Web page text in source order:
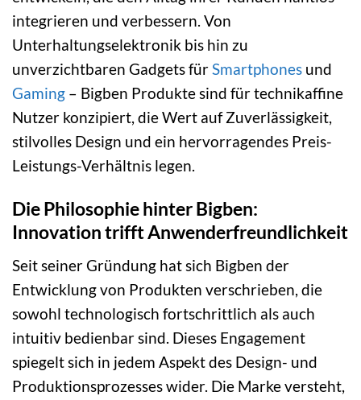
integrieren und verbessern. Von
Unterhaltungselektronik bis hin zu
unverzichtbaren Gadgets für Smartphones und
Gaming – Bigben Produkte sind für technikaffine
Nutzer konzipiert, die Wert auf Zuverlässigkeit,
stilvolles Design und ein hervorragendes Preis-
Leistungs-Verhältnis legen.
Die Philosophie hinter Bigben:
Innovation trifft Anwenderfreundlichkeit
Seit seiner Gründung hat sich Bigben der
Entwicklung von Produkten verschrieben, die
sowohl technologisch fortschrittlich als auch
intuitiv bedienbar sind. Dieses Engagement
spiegelt sich in jedem Aspekt des Design- und
Produktionsprozesses wider. Die Marke versteht,